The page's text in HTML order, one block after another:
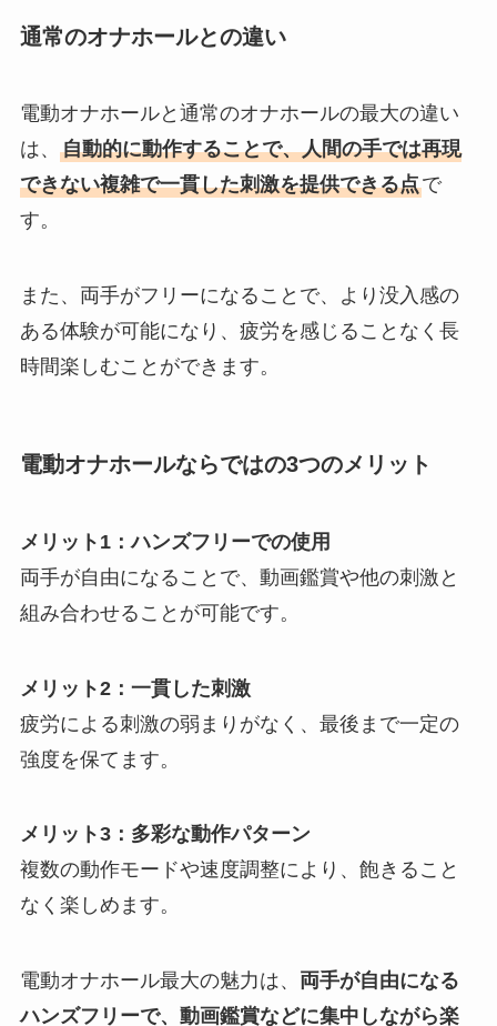
通常のオナホールとの違い
電動オナホールと通常のオナホールの最大の違い
は、 自動的に動作することで、人間の手では再現
できない複雑で一貫した刺激を提供できる点で
す。
また、両手がフリーになることで、より没入感の
ある体験が可能になり、疲労を感じることなく長
時間楽しむことができます。
電動オナホールならではの3つのメリット
メリット1：ハンズフリーでの使用
両手が自由になることで、動画鑑賞や他の刺激と
組み合わせることが可能です。
メリット2：一貫した刺激
疲労による刺激の弱まりがなく、最後まで一定の
強度を保てます。
メリット3：多彩な動作パターン
複数の動作モードや速度調整により、飽きること
なく楽しめます。
電動オナホール最大の魅力は、 両手が自由になる
ハンズフリーで、動画鑑賞などに集中しながら楽